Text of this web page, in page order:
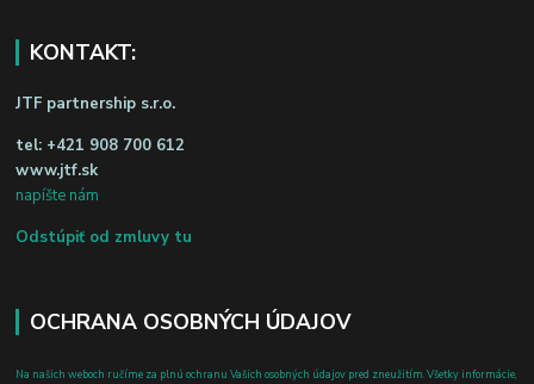
KONTAKT:
JTF partnership s.r.o.
tel: +421 908 700 612
www.jtf.sk
napíšte nám
Odstúpiť od zmluvy tu
OCHRANA OSOBNÝCH ÚDAJOV
Na našich weboch ručíme za plnú ochranu Vašich osobných údajov pred zneužitím. Všetky informácie,